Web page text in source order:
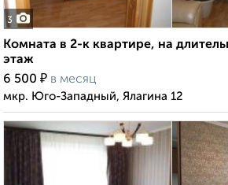
3
Комната в 2-к квартире, на
этаж
6 500 ₽ в месяц
мкр. Юго-Западный, Ялагина 12